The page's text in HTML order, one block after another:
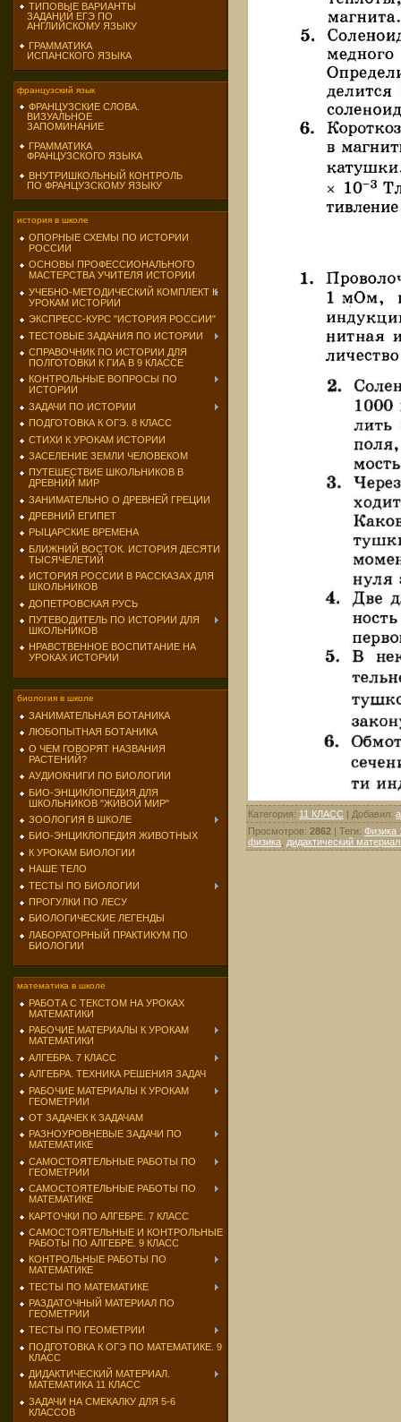
ТИПОВЫЕ ВАРИАНТЫ
ЗАДАНИЙ ЕГЭ ПО
АНГЛИЙСКОМУ ЯЗЫКУ
ГРАММАТИКА
ИСПАНСКОГО ЯЗЫКА
французский язык
ФРАНЦУЗСКИЕ СЛОВА.
ВИЗУАЛЬНОЕ
ЗАПОМИНАНИЕ
ГРАММАТИКА
ФРАНЦУЗСКОГО ЯЗЫКА
ВНУТРИШКОЛЬНЫЙ КОНТРОЛЬ
ПО ФРАНЦУЗСКОМУ ЯЗЫКУ
история в школе
ОПОРНЫЕ СХЕМЫ ПО ИСТОРИИ
РОССИИ
ОСНОВЫ ПРОФЕССИОНАЛЬНОГО
МАСТЕРСТВА УЧИТЕЛЯ ИСТОРИИ
УЧЕБНО-МЕТОДИЧЕСКИЙ КОМПЛЕКТ К
УРОКАМ ИСТОРИИ
ЭКСПРЕСС-КУРС "ИСТОРИЯ РОССИИ"
ТЕСТОВЫЕ ЗАДАНИЯ ПО ИСТОРИИ
СПРАВОЧНИК ПО ИСТОРИИ ДЛЯ
ПОЛГОТОВКИ К ГИА В 9 КЛАССЕ
КОНТРОЛЬНЫЕ ВОПРОСЫ ПО
ИСТОРИИ
ЗАДАЧИ ПО ИСТОРИИ
ПОДГОТОВКА К ОГЭ. 8 КЛАСС
СТИХИ К УРОКАМ ИСТОРИИ
ЗАСЕЛЕНИЕ ЗЕМЛИ ЧЕЛОВЕКОМ
ПУТЕШЕСТВИЕ ШКОЛЬНИКОВ В
ДРЕВНИЙ МИР
ЗАНИМАТЕЛЬНО О ДРЕВНЕЙ ГРЕЦИИ
ДРЕВНИЙ ЕГИПЕТ
РЫЦАРСКИЕ ВРЕМЕНА
БЛИЖНИЙ ВОСТОК. ИСТОРИЯ ДЕСЯТИ
ТЫСЯЧЕЛЕТИЙ
ИСТОРИЯ РОССИИ В РАССКАЗАХ ДЛЯ
ШКОЛЬНИКОВ
ДОПЕТРОВСКАЯ РУСЬ
ПУТЕВОДИТЕЛЬ ПО ИСТОРИИ ДЛЯ
ШКОЛЬНИКОВ
НРАВСТВЕННОЕ ВОСПИТАНИЕ НА
УРОКАХ ИСТОРИИ
биология в школе
ЗАНИМАТЕЛЬНАЯ БОТАНИКА
ЛЮБОПЫТНАЯ БОТАНИКА
О ЧЕМ ГОВОРЯТ НАЗВАНИЯ
РАСТЕНИЙ?
АУДИОКНИГИ ПО БИОЛОГИИ
БИО-ЭНЦИКЛОПЕДИЯ ДЛЯ
ШКОЛЬНИКОВ "ЖИВОЙ МИР"
ЗООЛОГИЯ В ШКОЛЕ
БИО-ЭНЦИКЛОПЕДИЯ ЖИВОТНЫХ
К УРОКАМ БИОЛОГИИ
НАШЕ ТЕЛО
ТЕСТЫ ПО БИОЛОГИИ
ПРОГУЛКИ ПО ЛЕСУ
БИОЛОГИЧЕСКИЕ ЛЕГЕНДЫ
ЛАБОРАТОРНЫЙ ПРАКТИКУМ ПО
БИОЛОГИИ
математика в школе
РАБОТА С ТЕКСТОМ НА УРОКАХ
МАТЕМАТИКИ
РАБОЧИЕ МАТЕРИАЛЫ К УРОКАМ
МАТЕМАТИКИ
АЛГЕБРА. 7 КЛАСС
АЛГЕБРА. ТЕХНИКА РЕШЕНИЯ ЗАДАЧ
РАБОЧИЕ МАТЕРИАЛЫ К УРОКАМ
ГЕОМЕТРИИ
ОТ ЗАДАЧЕК К ЗАДАЧАМ
РАЗНОУРОВНЕВЫЕ ЗАДАЧИ ПО
МАТЕМАТИКЕ
САМОСТОЯТЕЛЬНЫЕ РАБОТЫ ПО
ГЕОМЕТРИИ
САМОСТОЯТЕЛЬНЫЕ РАБОТЫ ПО
МАТЕМАТИКЕ
КАРТОЧКИ ПО АЛГЕБРЕ. 7 КЛАСС
САМОСТОЯТЕЛЬНЫЕ И КОНТРОЛЬНЫЕ
РАБОТЫ ПО АЛГЕБРЕ. 9 КЛАСС
КОНТРОЛЬНЫЕ РАБОТЫ ПО
МАТЕМАТИКЕ
ТЕСТЫ ПО МАТЕМАТИКЕ
РАЗДАТОЧНЫЙ МАТЕРИАЛ ПО
ГЕОМЕТРИИ
ТЕСТЫ ПО ГЕОМЕТРИИ
ПОДГОТОВКА К ОГЭ ПО МАТЕМАТИКЕ. 9
КЛАСС
ДИДАКТИЧЕСКИЙ МАТЕРИАЛ.
МАТЕМАТИКА 11 КЛАСС
ЗАДАЧИ НА СМЕКАЛКУ ДЛЯ 5-6
КЛАССОВ
Категория: 11 КЛАСС | Добавил:
Просмотров: 2862 | Теги: Физика
физика дидактический